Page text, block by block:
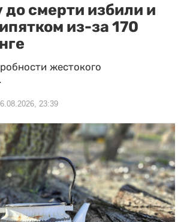
смерти избили и
из-за 170
жестокого
23:39